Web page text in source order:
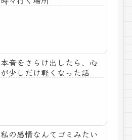
本音をさらけ出したら、心
が少しだけ軽くなった話
私の感情なんてゴミみたい